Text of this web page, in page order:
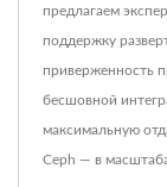
предлагаем
поддержку
приверженность
бесшовной
максимальную
Ceph — в